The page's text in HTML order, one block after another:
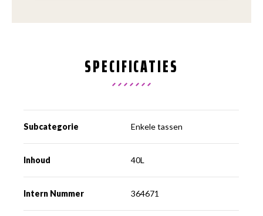
SPECIFICATIES
Subcategorie Enkele tassen
Inhoud 40L
Intern Nummer 364671